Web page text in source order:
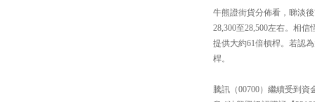
牛熊證街貨分佈看，睇淡
28,300至28,500左右。相
提供大約61倍槓桿。若認
桿。
騰訊（00700）繼續受到